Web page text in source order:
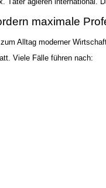
maximale
Alltag moderner
Viele Fälle führen nach: